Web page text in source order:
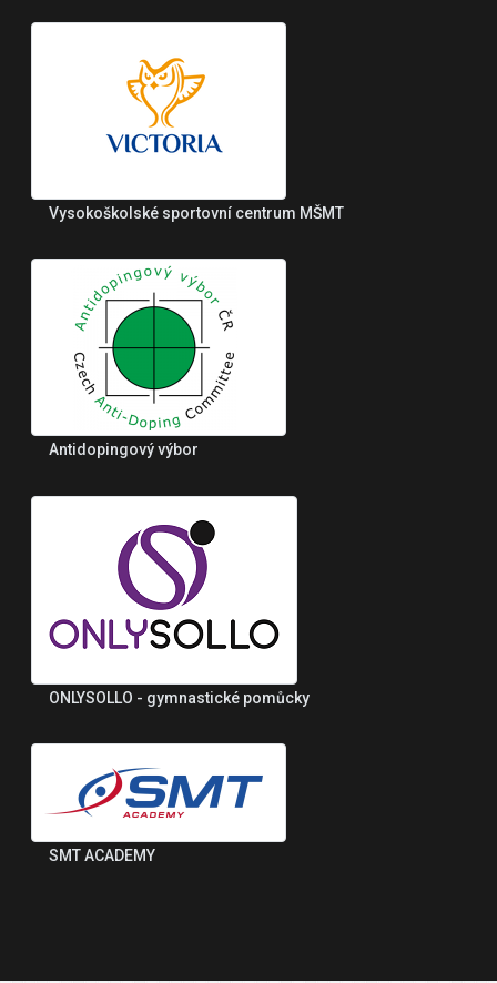
Vysokoškolské sportovní centrum MŠMT
Antidopingový výbor
ONLYSOLLO - gymnastické pomůcky
SMT ACADEMY